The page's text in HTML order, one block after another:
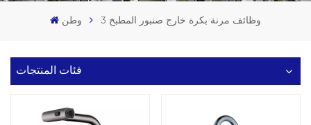
وطن 3 وظائف مرنة بكرة خارج صنبور المطبخ
فئات المنتجات